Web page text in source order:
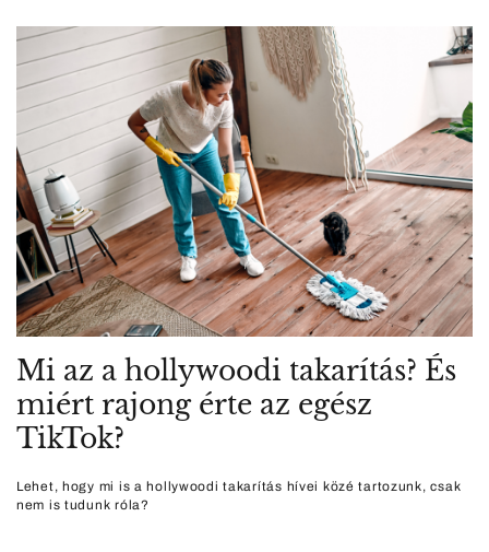
Mi az a hollywoodi takarítás? És
miért rajong érte az egész
TikTok?
Lehet, hogy mi is a hollywoodi takarítás hívei közé tartozunk, csak
nem is tudunk róla?